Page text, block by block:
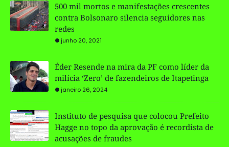
500 mil mortos e manifestações crescentes
contra Bolsonaro silencia seguidores nas
redes
junho 20, 2021
Éder Resende na mira da PF como líder da
milícia ‘Zero’ de fazendeiros de Itapetinga
janeiro 26, 2024
Instituto de pesquisa que colocou Prefeito
Hagge no topo da aprovação é recordista de
acusações de fraudes